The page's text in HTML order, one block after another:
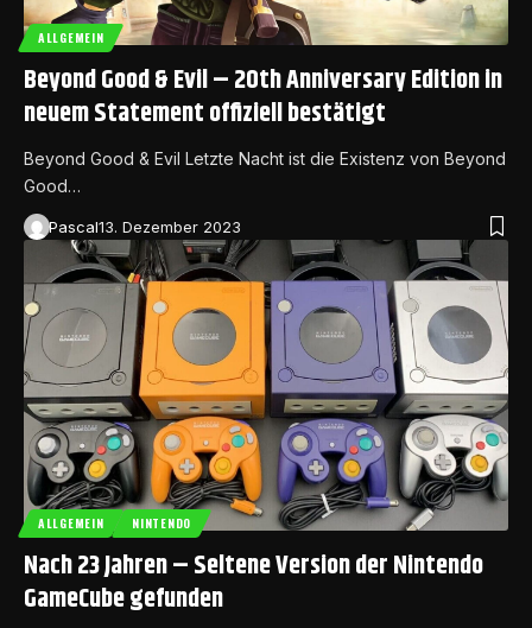
ALLGEMEIN
Beyond Good & Evil – 20th Anniversary Edition in
neuem Statement offiziell bestätigt
Beyond Good & Evil Letzte Nacht ist die Existenz von Beyond
Good…
Pascal13. Dezember 2023
ALLGEMEIN NINTENDO
Nach 23 Jahren – Seltene Version der Nintendo
GameCube gefunden